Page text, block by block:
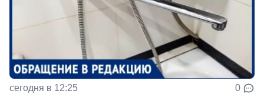
сегодня в 12:25 0